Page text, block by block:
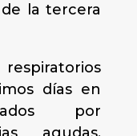
la tercera
días en
por